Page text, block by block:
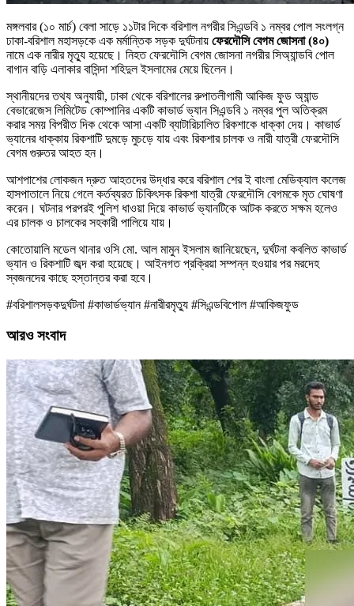
মঙ্গলবার (১০ মার্চ) বেলা সাড়ে ১১টার দিকে বরিশাল নগরীর সিএন্ডবি ১ নম্বর পোল সংলগ্ন
ঢাকা-বরিশাল মহাসড়কে এক মর্মান্তিক সড়ক দুর্ঘটনায় ফেরদৌসি বেগম জোসনা (৪০)
নামে এক নারীর মৃত্যু হয়েছে। নিহত ফেরদৌসি বেগম জোসনা নগরীর সিঅ্যান্ডবি পোল
বাগান বাড়ি এলাকার বাসিন্দা শহিদুল ইসলামের মেয়ে ছিলেন।
স্থানীয়দের তথ্য অনুযায়ী, ঢাকা থেকে বরিশালের রুপাতলীগামী আকিজ ফুড অ্যান্ড
বেভারেজেস লিমিটেড কোম্পানির একটি কাভার্ড ভ্যান সিএন্ডবি ১ নম্বর পুল অতিক্রম
করার সময় বিপরীত দিক থেকে আসা একটি ব্যাটারিচালিত রিকশাকে ধাক্কা দেয়। কাভার্ড
ভ্যানের ধাক্কায় রিকশাটি দুমড়ে মুচড়ে যায় এবং রিকশার চালক ও নারী যাত্রী ফেরদৌসি
বেগম গুরুতর আহত হন।
আশপাশের লোকজন দ্রুত আহতদের উদ্ধার করে বরিশাল শের ই বাংলা মেডিক্যাল কলেজ
হাসপাতালে নিয়ে গেলে কর্তব্যরত চিকিৎসক রিকশা যাত্রী ফেরদৌসি বেগমকে মৃত ঘোষণা
করেন। ঘটনার পরপরই পুলিশ ধাওয়া দিয়ে কাভার্ড ভ্যানটিকে আটক করতে সক্ষম হলেও
এর চালক ও চালকের সহকারী পালিয়ে যায়।
কোতোয়ালি মডেল থানার ওসি মো. আল মামুন ইসলাম জানিয়েছেন, দুর্ঘটনা কবলিত কাভার্ড
ভ্যান ও রিকশাটি জব্দ করা হয়েছে। আইনগত প্রক্রিয়া সম্পন্ন হওয়ার পর মরদেহ
স্বজনদের কাছে হস্তান্তর করা হবে।
#বরিশালসড়কদুর্ঘটনা #কাভার্ডভ্যান #নারীরমৃত্যু #সিএন্ডবিপোল #আকিজফুড
আরও সংবাদ